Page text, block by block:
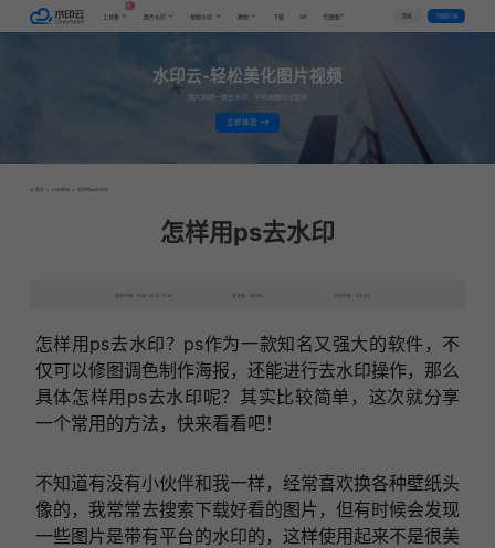
工具集 图片水印 视频水印 教程 下载 VIP 代理推广 登录 下载客户端
水印云-轻松美化图片视频
图片视频一键去水印，手机电脑均可使用
立即体验
首页 > 行业资讯 > 怎样用ps去水印
怎样用ps去水印
发布日期：2022-08-04 15:34 发表者：水印云 浏览次数：6143次
怎样用ps去水印？ps作为一款知名又强大的软件，不
仅可以修图调色制作海报，还能进行去水印操作，那么
具体怎样用ps去水印呢？其实比较简单，这次就分享
一个常用的方法，快来看看吧！
不知道有没有小伙伴和我一样，经常喜欢换各种壁纸头
像的，我常常去搜索下载好看的图片，但有时候会发现
一些图片是带有平台的水印的，这样使用起来不是很美